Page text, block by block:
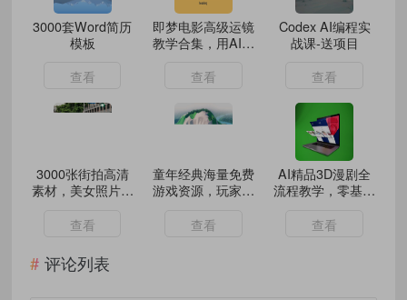
3000套Word简历
模板
查看
即梦电影高级运镜
教学合集，用AI打
查看
Codex AI编程实
战课-送项目
查看
3000张街拍高清
素材，美女照片，
查看
童年经典海量免费
游戏资源，玩家的
查看
AI精品3D漫剧全
流程教学，零基础
短剧
查看
评论列表